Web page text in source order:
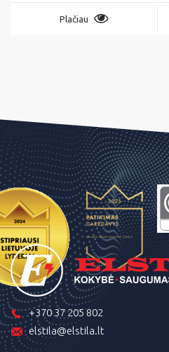
Plačiau
+370 37 205 802
elstila@elstila.lt